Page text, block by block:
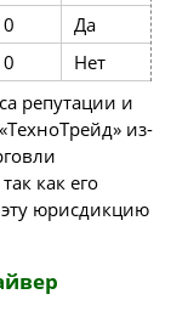
0
Да
0
Нет
репутации и
из-
как его
юрисдикцию